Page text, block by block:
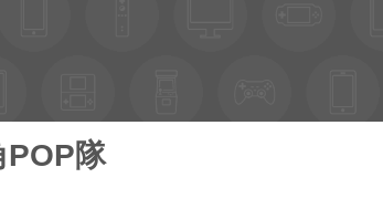
POP隊